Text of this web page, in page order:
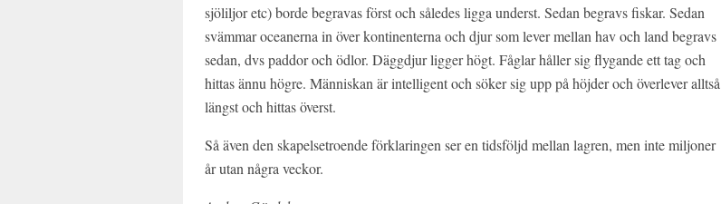
sjöliljor etc) borde begravas först och således ligga underst. Sedan begravs fiskar. Sedan
svämmar oceanerna in över kontinenterna och djur som lever mellan hav och land begravs
sedan, dvs paddor och ödlor. Däggdjur ligger högt. Fåglar håller sig flygande ett tag och
hittas ännu högre. Människan är intelligent och söker sig upp på höjder och överlever alltså
längst och hittas överst.
Så även den skapelsetroende förklaringen ser en tidsföljd mellan lagren, men inte miljoner
år utan några veckor.